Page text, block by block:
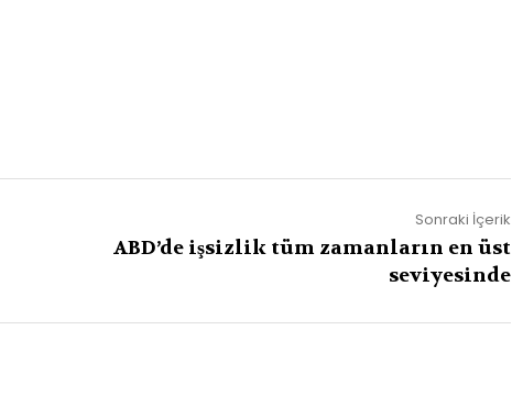
Sonraki İçerik
ABD’de işsizlik tüm zamanların en üst
seviyesinde